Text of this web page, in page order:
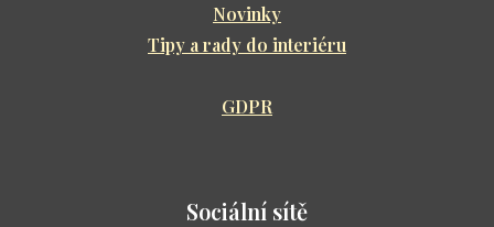
Novinky
Tipy a rady do interiéru
GDPR
Sociální sítě